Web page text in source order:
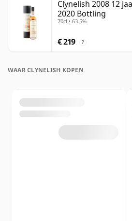
Clynelish 2008 12
2020 Bottling
70cl • 63.5%
€ 219 ?
WAAR CLYNELISH KOPEN